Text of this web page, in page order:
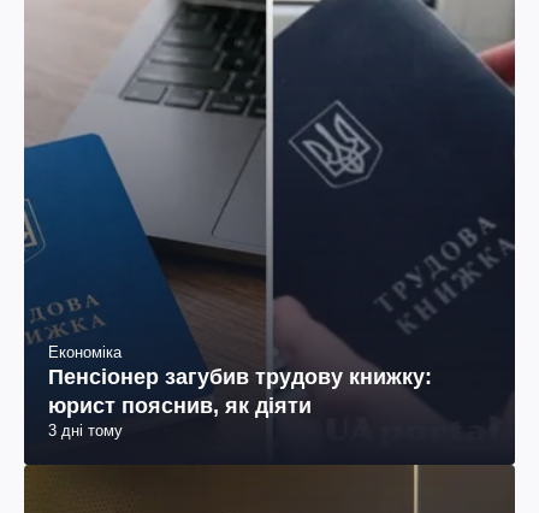
Економіка
Пенсіонер загубив трудову книжку:
юрист пояснив, як діяти
3 дні тому